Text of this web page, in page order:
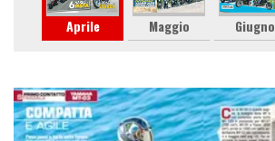
Aprile Maggio Giugno